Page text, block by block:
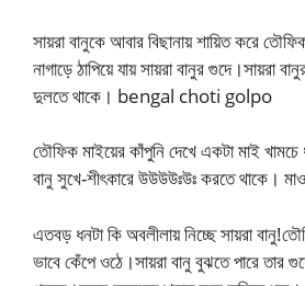
সায়রা বানুকে আবার বিছানায় শায়িত করে
নাগাড়ে ঠাপিয়ে যায় সায়রা বানুর গুদে।সায়রা
দুলতে থাকে। bengal choti golpo
তৌফিক মাইয়ের কাঁপুনি দেখে একটা মাই খামচে
বানু সুখে-শীৎকারে উউউউঃউঃ করতে থাকে।
এতবড় ধনটা কি অবলীলায় নিচ্ছে সায়রা
ভাবে কেঁপে ওঠে।সায়রা বানু বুঝতে পারে তার